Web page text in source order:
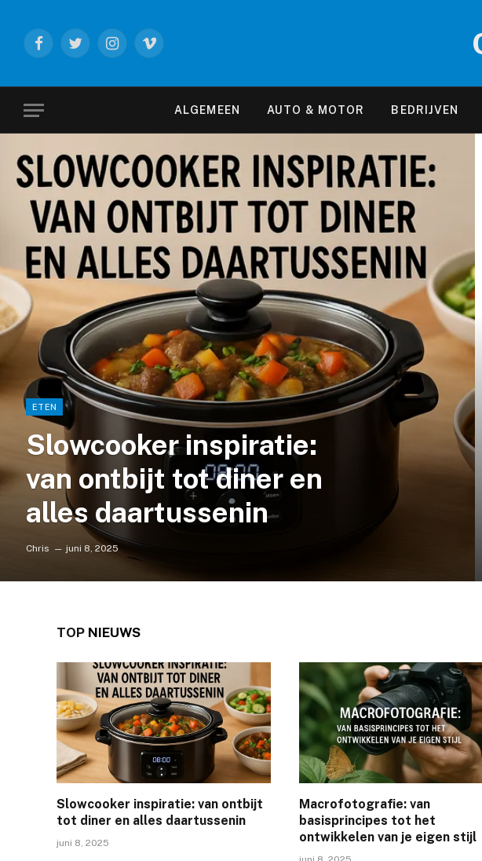
FacebookTwitterInstagram
Vimeo
ALGEMEEN AUTO & MOTOR BEDRIJVEN
ETEN
Slowcooker inspiratie:
van ontbijt tot diner en
alles daartussenin
Chris juni 8, 2025
TOP NIEUWS
Slowcooker inspiratie: van ontbijt
tot diner en alles daartussenin
juni 8, 2025
Macrofotografie: van
basisprincipes tot het
ontwikkelen van je eigen stijl